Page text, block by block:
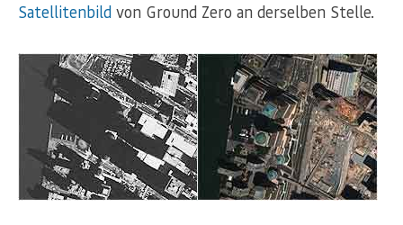
Satellitenbild von Ground Zero an derselben Stelle.